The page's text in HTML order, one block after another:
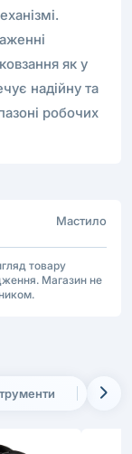
як у
надійну та
робочих
Мастило
товару
Магазин не